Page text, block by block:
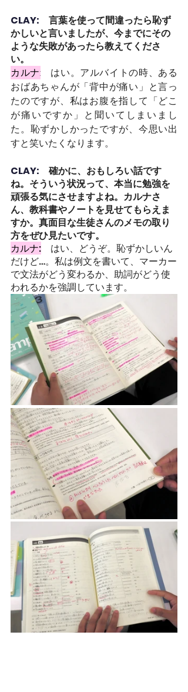
CLAY: 言葉を使って間違ったら恥ず
かしいと言いましたが、今までにその
ような失敗があったら教えてくださ
い。
カルナ:
はい。アルバイトの時、ある
おばあちゃんが「背中が痛い」と言っ
たのですが、私はお腹を指して「どこ
が痛いですか」と聞いてしまいまし
た。恥ずかしかったですが、今思い出
すと笑いたくなります。
CLAY: 確かに、おもしろい話です
ね。そういう状況って、本当に勉強を
頑張る気にさせますよね。カルナさ
ん、教科書やノートを見せてもらえま
すか。真面目な生徒さんのメモの取り
方をぜひ見たいです。
カルナ:
はい、どうぞ。恥ずかしいん
だけど…。私は例文を書いて、マーカー
で文法がどう変わるか、助詞がどう使
われるかを強調しています。